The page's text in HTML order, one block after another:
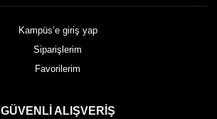
Kampüs’e giriş yap
Siparişlerim
Favorilerim
GÜVENLI ALIŞVERIŞ